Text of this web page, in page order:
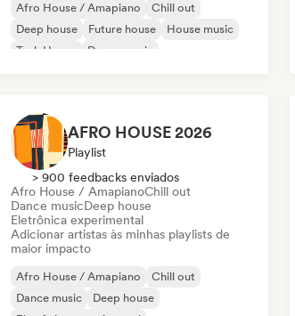
Afro House / Amapiano
Chill out
Deep house
Future house
House music
Tech House
Dance music
AFRO HOUSE 2026
Playlist
> 900 feedbacks enviados
Afro House / AmapianoChill out
Dance musicDeep house
Eletrônica experimental
Adicionar artistas às minhas playlists de
maior impacto
Afro House / Amapiano
Chill out
Dance music
Deep house